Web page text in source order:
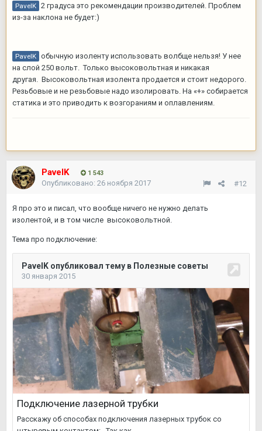
PavelK 2 градуса это рекомендации производителей. Проблем
из-за наклона не будет:)
PavelK обычную изоленту использовать волбще нельзя! У нее
на слой 250 вольт. Только высоковольтная и никакая
другая. Высоковольтная изолента продается и стоит недорого.
Резьбовые и не резьбовые надо изолировать. На «+» собирается
статика и это приводить к возгораниям и оплавлениям.
PavelK 1 543
#12
Опубликовано: 26 ноября 2017
Я про это и писал, что вообще ничего не нужно делать
изолентой, и в том числе высоковольтной.
Тема про подключение: